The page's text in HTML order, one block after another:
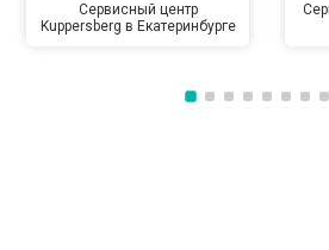
Сервисный центр
Kuppersberg в Екатеринбурге